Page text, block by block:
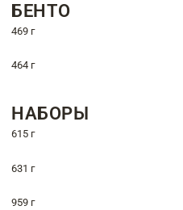
БЕНТО
469 г
464 г
НАБОРЫ
615 г
631 г
959 г